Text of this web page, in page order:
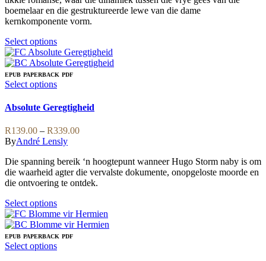
page
chosen
on
product
page
boemelaar en die gestruktureerde lewe van die dame
kernkomponente vorm.
Select optionsThis
product
has
multiple
variants.
options
may
be
chosen
on
the
product
page
EPUB PAPERBACK PDF
Select optionsThis
has
multiple
variants.
The
options
may
be
chosen
on
the
product
page
Absolute Geregtigheid
R139.00 – R339.00Price
through
R339.00
ByAndré Lensly
Die spanning bereik ‘n hoogtepunt wanneer Hugo Storm naby is om
die waarheid agter die vervalste dokumente, onopgeloste moorde en
die ontvoering te ontdek.
Select optionsThis
product
has
multiple
variants.
EPUB PAPERBACK PDF
Select optionsThis